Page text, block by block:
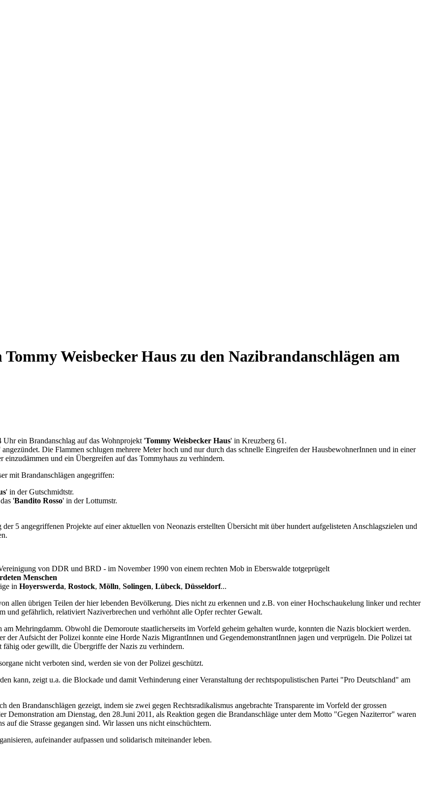
Weisbecker Haus zu den Nazibrandanschlägen am
ein Brandanschlag auf das Wohnprojekt 'Tommy Weisbecker Haus' in Kreuzberg 61.
angezündet. Die Flammen schlugen mehrere Meter hoch und nur durch das schnelle Eingreifen der HausbewohnerInnen und in einer
und ein Übergreifen auf das Tommyhaus zu verhindern.
mit Brandanschlägen angegriffen:
' in der Gutschmidtstr.
'Bandito Rosso' in der Lottumstr.
5 angegriffenen Projekte auf einer aktuellen von Neonazis erstellten Übersicht mit über hundert aufgelisteten Anschlagszielen und
von DDR und BRD - im November 1990 von einem rechten Mob in Eberswalde totgeprügelt
Menschen
in Hoyerswerda, Rostock, Mölln, Solingen, Lübeck, Düsseldorf...
allen übrigen Teilen der hier lebenden Bevölkerung. Dies nicht zu erkennen und z.B. von einer Hochschaukelung linker und rechter
und gefährlich, relativiert Naziverbrechen und verhöhnt alle Opfer rechter Gewalt.
Mehringdamm. Obwohl die Demoroute staatlicherseits im Vorfeld geheim gehalten wurde, konnten die Nazis blockiert werden.
der Aufsicht der Polizei konnte eine Horde Nazis MigrantInnen und GegendemonstrantInnen jagen und verprügeln. Die Polizei tat
fähig oder gewillt, die Übergriffe der Nazis zu verhindern.
nicht verboten sind, werden sie von der Polizei geschützt.
kann, zeigt u.a. die Blockade und damit Verhinderung einer Veranstaltung der rechtspopulistischen Partei "Pro Deutschland" am
den Brandanschlägen gezeigt, indem sie zwei gegen Rechtsradikalismus angebrachte Transparente im Vorfeld der grossen
Demonstration am Dienstag, den 28.Juni 2011, als Reaktion gegen die Brandanschläge unter dem Motto "Gegen Naziterror" waren
die Strasse gegangen sind. Wir lassen uns nicht einschüchtern.
aufeinander aufpassen und solidarisch miteinander leben.